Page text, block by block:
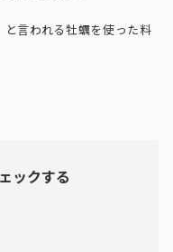
言われる牡蠣を使った料
ックする